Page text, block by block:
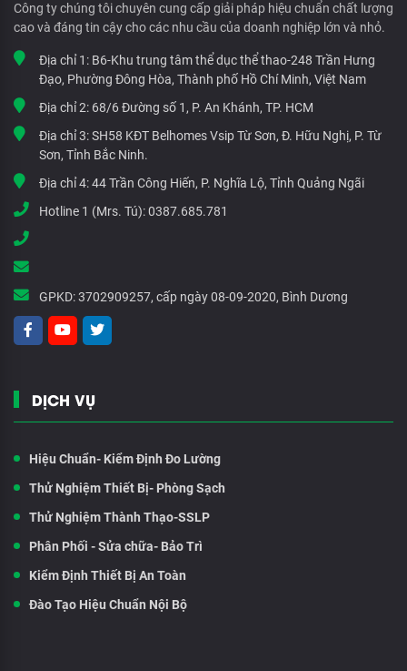
Công ty chúng tôi chuyên cung cấp giải pháp hiệu chuẩn chất lượng
cao và đáng tin cậy cho các nhu cầu của doanh nghiệp lớn và nhỏ.
Địa chỉ 1: B6-Khu trung tâm thể dục thể thao-248 Trần Hưng
Đạo, Phường Đông Hòa, Thành phố Hồ Chí Minh, Việt Nam
Địa chỉ 2: 68/6 Đường số 1, P. An Khánh, TP. HCM
Địa chỉ 3:SH58 KĐT Belhomes Vsip Từ Sơn, Đ. Hữu Nghị, P. Từ
Sơn, Tỉnh Bắc Ninh.
Địa chỉ 4:44 Trần Công Hiến, P. Nghĩa Lộ, Tỉnh Quảng Ngãi
Hotline 1 (Mrs. Tú):0387.685.781
GPKD:3702909257, cấp ngày 08-09-2020, Bình Dương
DỊCH VỤ
Hiệu Chuẩn- Kiểm Định Đo Lường
Thử Nghiệm Thiết Bị- Phòng Sạch
Thử Nghiệm Thành Thạo-SSLP
Phân Phối - Sửa chữa- Bảo Trì
Kiểm Định Thiết Bị An Toàn
Đào Tạo Hiệu Chuẩn Nội Bộ